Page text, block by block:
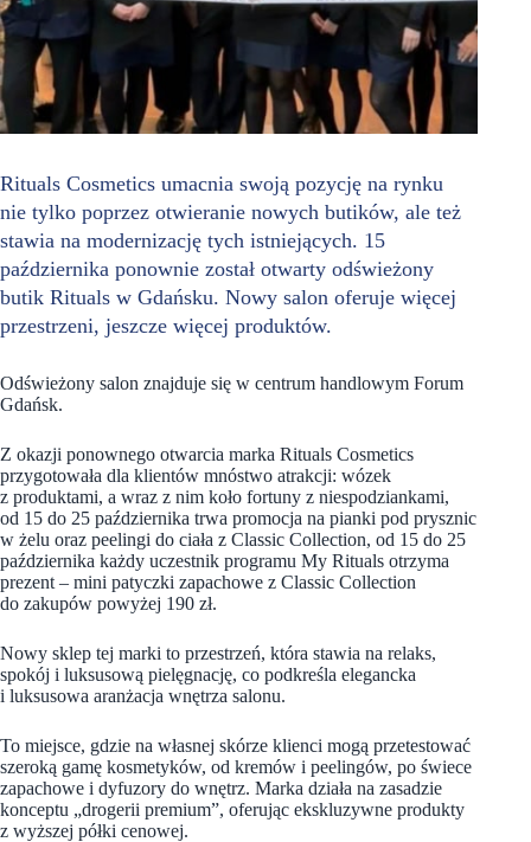
Rituals Cosmetics umacnia swoją pozycję na rynku
nie tylko poprzez otwieranie nowych butików, ale też
stawia na modernizację tych istniejących. 15
października ponownie został otwarty odświeżony
butik Rituals w Gdańsku. Nowy salon oferuje więcej
przestrzeni, jeszcze więcej produktów.
Odświeżony salon znajduje się w centrum handlowym Forum
Gdańsk.
Z okazji ponownego otwarcia marka Rituals Cosmetics
przygotowała dla klientów mnóstwo atrakcji: wózek
z produktami, a wraz z nim koło fortuny z niespodziankami,
od 15 do 25 października trwa promocja na pianki pod prysznic
w żelu oraz peelingi do ciała z Classic Collection, od 15 do 25
października każdy uczestnik programu My Rituals otrzyma
prezent – mini patyczki zapachowe z Classic Collection
do zakupów powyżej 190 zł.
Nowy sklep tej marki to przestrzeń, która stawia na relaks,
spokój i luksusową pielęgnację, co podkreśla elegancka
i luksusowa aranżacja wnętrza salonu.
To miejsce, gdzie na własnej skórze klienci mogą przetestować
szeroką gamę kosmetyków, od kremów i peelingów, po świece
zapachowe i dyfuzory do wnętrz. Marka działa na zasadzie
konceptu „drogerii premium”, oferując ekskluzywne produkty
z wyższej półki cenowej.